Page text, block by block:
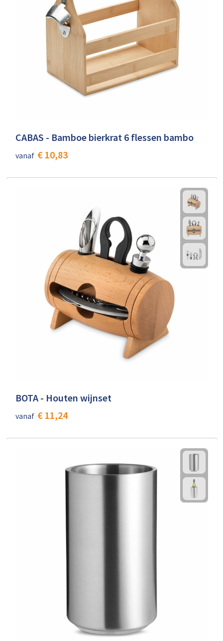
CABAS - Bamboe bierkrat 6 flessen bambo
vanaf € 10,83
BOTA - Houten wijnset
vanaf € 11,24